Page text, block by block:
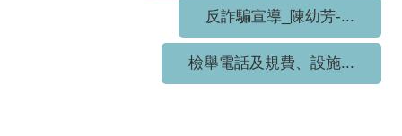
反詐騙宣導_陳幼芳-...
檢舉電話及規費、設施...